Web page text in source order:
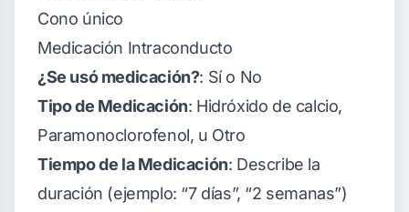
Cono único
Medicación Intraconducto
¿Se usó medicación?: Sí o No
Tipo de Medicación: Hidróxido de calcio,
Paramonoclorofenol, u Otro
Tiempo de la Medicación: Describe la
duración (ejemplo: “7 días”, “2 semanas”)